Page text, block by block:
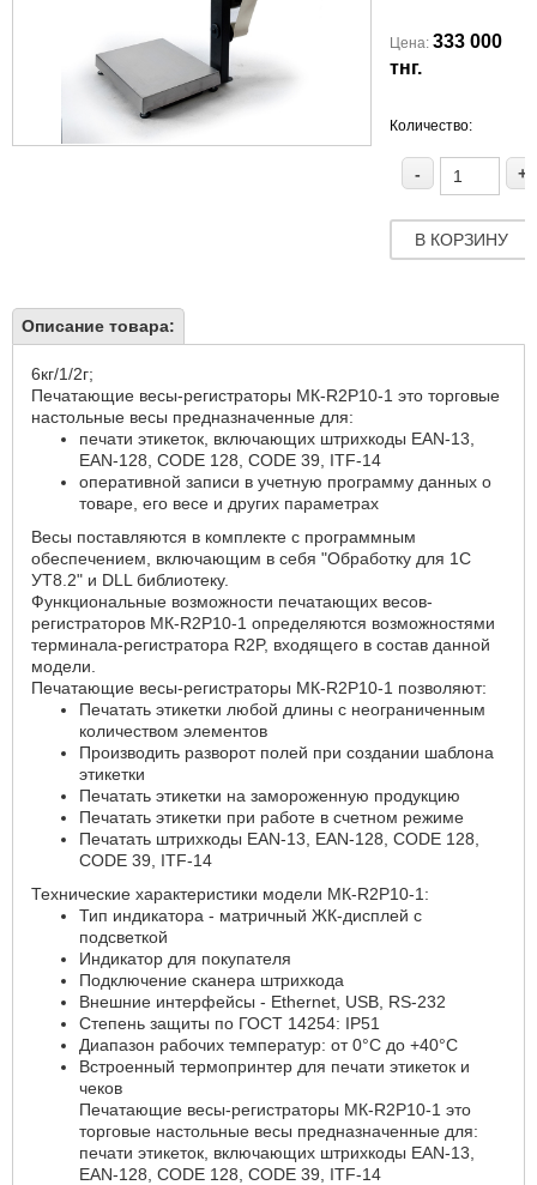
Цена: 333 000
тнг.
Количество:
+
-
В КОРЗИНУ
Описание товара:
6кг/1/2г;
Печатающие весы-регистраторы МК-R2P10-1 это торговые
настольные весы предназначенные для:
печати этикеток, включающих штрихкоды EAN-13,
EAN-128, CODE 128, CODE 39, ITF-14
оперативной записи в учетную программу данных о
товаре, его весе и других параметрах
Весы поставляются в комплекте с программным
обеспечением, включающим в себя "Обработку для 1С
УТ8.2" и DLL библиотеку.
Функциональные возможности печатающих весов-
регистраторов МК-R2P10-1 определяются возможностями
терминала-регистратора R2P, входящего в состав данной
модели.
Печатающие весы-регистраторы МК-R2P10-1 позволяют:
Печатать этикетки любой длины с неограниченным
количеством элементов
Производить разворот полей при создании шаблона
этикетки
Печатать этикетки на замороженную продукцию
Печатать этикетки при работе в счетном режиме
Печатать штрихкоды EAN-13, EAN-128, CODE 128,
CODE 39, ITF-14
Технические характеристики модели МК-R2P10-1:
Тип индикатора - матричный ЖК-дисплей с
подсветкой
Индикатор для покупателя
Подключение сканера штрихкода
Внешние интерфейсы - Ethernet, USB, RS-232
Степень защиты по ГОСТ 14254: IP51
Диапазон рабочих температур: от 0°C до +40°C
Встроенный термопринтер для печати этикеток и
чеков
Печатающие весы-регистраторы МК-R2P10-1 это
торговые настольные весы предназначенные для:
печати этикеток, включающих штрихкоды EAN-13,
EAN-128, CODE 128, CODE 39, ITF-14